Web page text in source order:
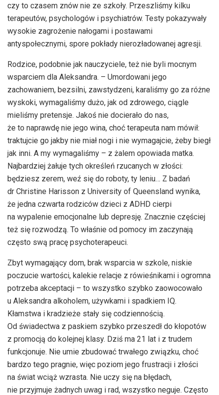
czy to czasem znów nie ze szkoły. Przeszliśmy kilku
terapeutów, psychologów i psychiatrów. Testy pokazywały
wysokie zagrożenie nałogami i postawami
antyspołecznymi, spore pokłady nierozładowanej agresji.
Rodzice, podobnie jak nauczyciele, też nie byli mocnym
wsparciem dla Aleksandra. – Umordowani jego
zachowaniem, bezsilni, zawstydzeni, karaliśmy go za różne
wyskoki, wymagaliśmy dużo, jak od zdrowego, ciągle
mieliśmy pretensje. Jakoś nie docierało do nas,
że to naprawdę nie jego wina, choć terapeuta nam mówił:
traktujcie go jakby nie miał nogi i nie wymagajcie, żeby biegł
jak inni. A my wymagaliśmy – z żalem opowiada matka.
Najbardziej żałuje tych określeń rzucanych w złości:
będziesz zerem, weź się do roboty, ty leniu… Z badań
dr Christine Harisson z University of Queensland wynika,
że jedna czwarta rodziców dzieci z ADHD cierpi
na wypalenie emocjonalne lub depresję. Znacznie częściej
też się rozwodzą. To właśnie od pomocy im zaczynają
często swą pracę psychoterapeuci.
Zbyt wymagający dom, brak wsparcia w szkole, niskie
poczucie wartości, kalekie relacje z rówieśnikami i ogromna
potrzeba akceptacji – to wszystko szybko zaowocowało
u Aleksandra alkoholem, używkami i spadkiem IQ.
Kłamstwa i kradzieże stały się codziennością.
Od świadectwa z paskiem szybko przeszedł do kłopotów
z promocją do kolejnej klasy. Dziś ma 21 lat i z trudem
funkcjonuje. Nie umie zbudować trwałego związku, choć
bardzo tego pragnie, więc poziom jego frustracji i złości
na świat wciąż wzrasta. Nie uczy się na błędach,
nie przyjmuje żadnych uwag i rad, wszystko neguje. Często